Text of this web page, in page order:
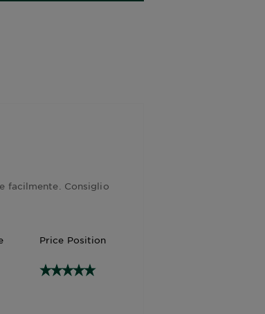
facilmente. Consiglio
Price Position